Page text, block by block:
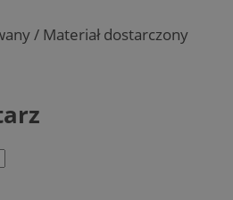
/ Materiał dostarczony